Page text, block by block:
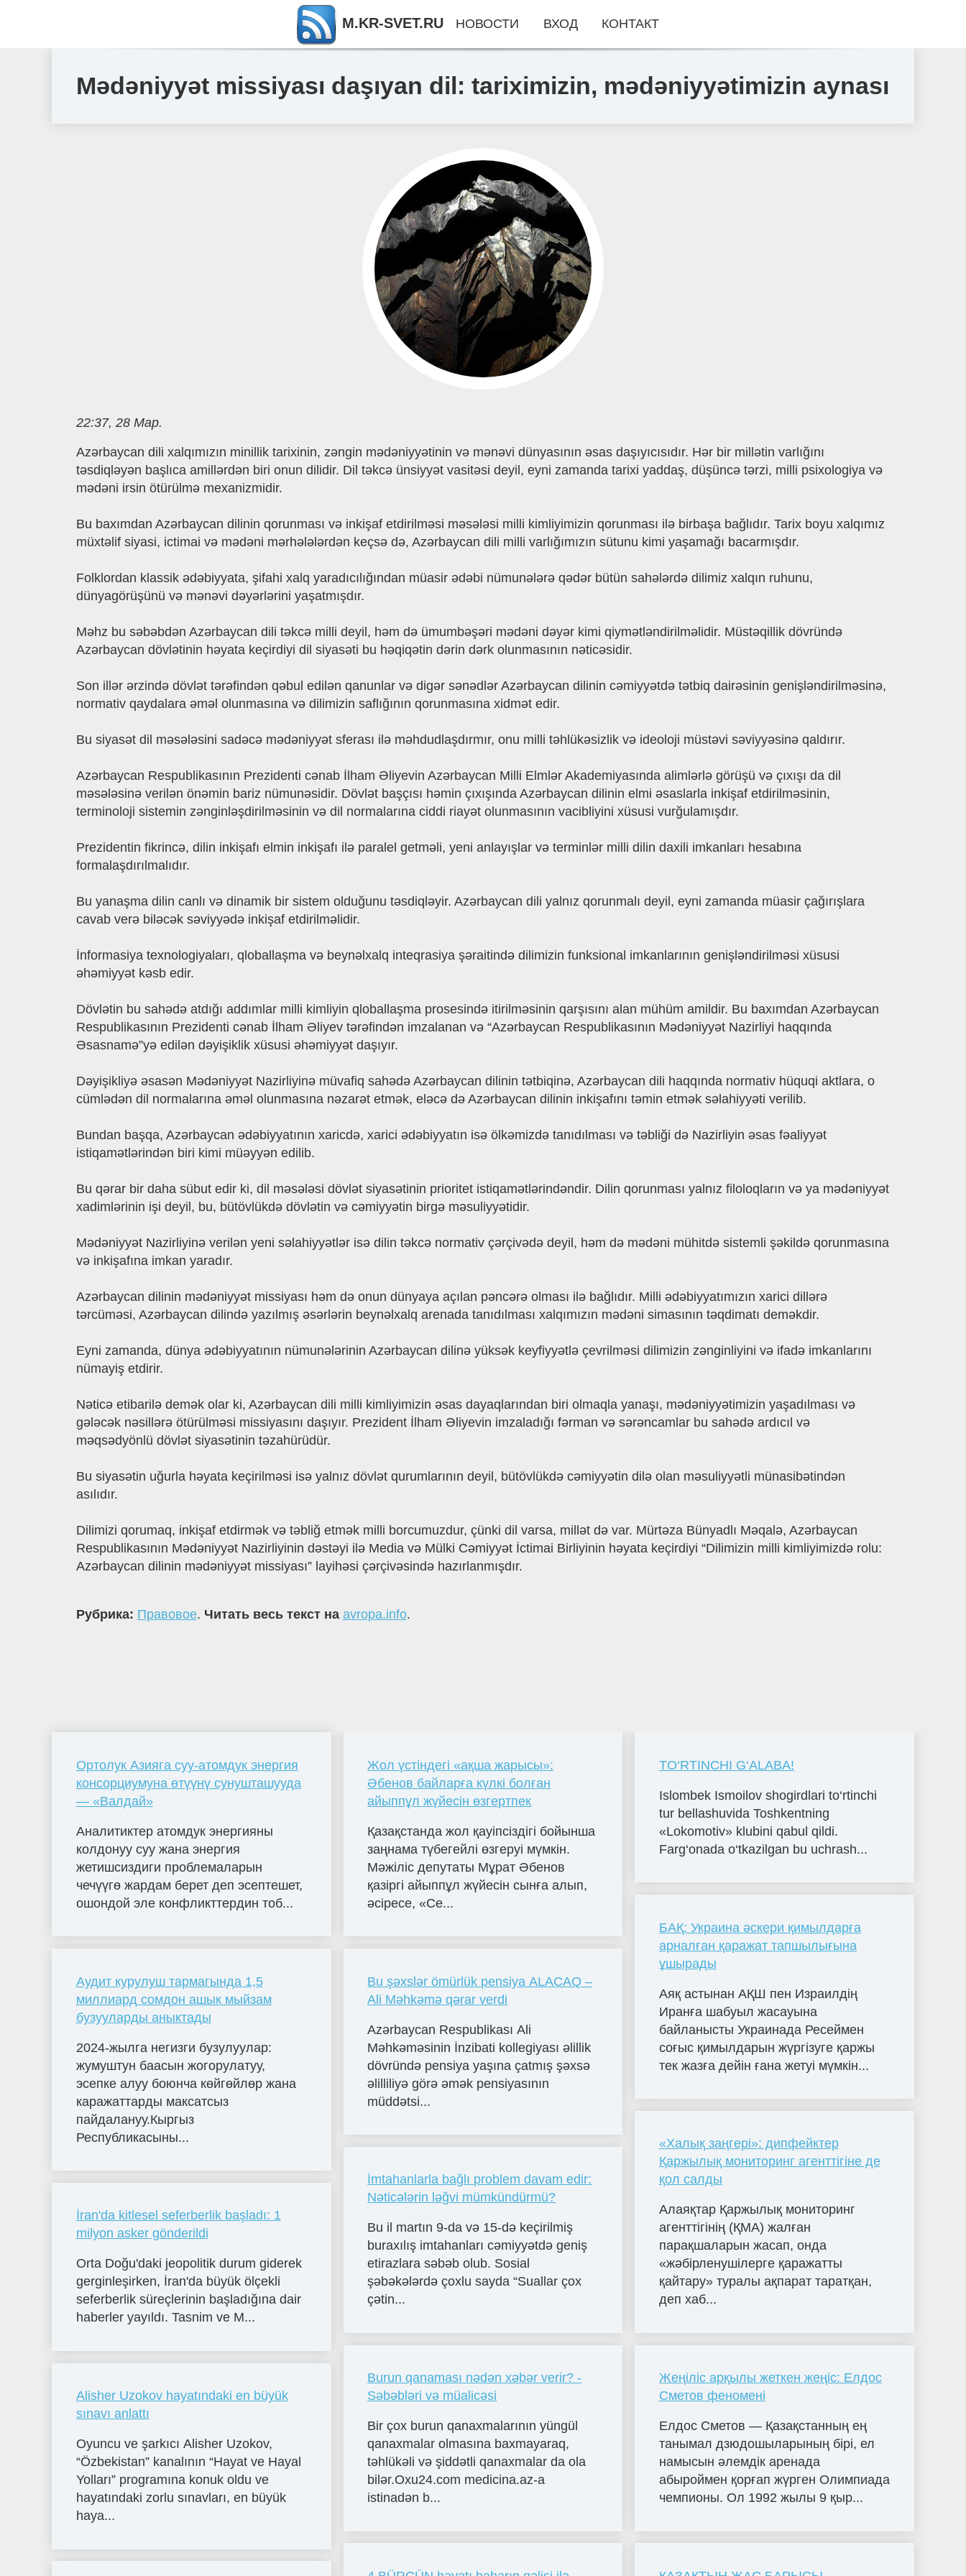
Mədəniyyət missiyası daşıyan dil: tariximizin, mədəniyyətimizin aynası
22:37, 28 Мар.
Azərbaycan dili xalqımızın minillik tarixinin, zəngin mədəniyyətinin və mənəvi dünyasının əsas daşıyıcısıdır. Hər bir millətin varlığını
təsdiqləyən başlıca amillərdən biri onun dilidir. Dil təkcə ünsiyyət vasitəsi deyil, eyni zamanda tarixi yaddaş, düşüncə tərzi, milli psixologiya və
mədəni irsin ötürülmə mexanizmidir.
Bu baxımdan Azərbaycan dilinin qorunması və inkişaf etdirilməsi məsələsi milli kimliyimizin qorunması ilə birbaşa bağlıdır. Tarix boyu xalqımız
müxtəlif siyasi, ictimai və mədəni mərhələlərdən keçsə də, Azərbaycan dili milli varlığımızın sütunu kimi yaşamağı bacarmışdır.
Folklordan klassik ədəbiyyata, şifahi xalq yaradıcılığından müasir ədəbi nümunələrə qədər bütün sahələrdə dilimiz xalqın ruhunu,
dünyagörüşünü və mənəvi dəyərlərini yaşatmışdır.
Məhz bu səbəbdən Azərbaycan dili təkcə milli deyil, həm də ümumbəşəri mədəni dəyər kimi qiymətləndirilməlidir. Müstəqillik dövründə
Azərbaycan dövlətinin həyata keçirdiyi dil siyasəti bu həqiqətin dərin dərk olunmasının nəticəsidir.
Son illər ərzində dövlət tərəfindən qəbul edilən qanunlar və digər sənədlər Azərbaycan dilinin cəmiyyətdə tətbiq dairəsinin genişləndirilməsinə,
normativ qaydalara əməl olunmasına və dilimizin saflığının qorunmasına xidmət edir.
Bu siyasət dil məsələsini sadəcə mədəniyyət sferası ilə məhdudlaşdırmır, onu milli təhlükəsizlik və ideoloji müstəvi səviyyəsinə qaldırır.
Azərbaycan Respublikasının Prezidenti cənab İlham Əliyevin Azərbaycan Milli Elmlər Akademiyasında alimlərlə görüşü və çıxışı da dil
məsələsinə verilən önəmin bariz nümunəsidir. Dövlət başçısı həmin çıxışında Azərbaycan dilinin elmi əsaslarla inkişaf etdirilməsinin,
terminoloji sistemin zənginləşdirilməsinin və dil normalarına ciddi riayət olunmasının vacibliyini xüsusi vurğulamışdır.
Prezidentin fikrincə, dilin inkişafı elmin inkişafı ilə paralel getməli, yeni anlayışlar və terminlər milli dilin daxili imkanları hesabına
formalaşdırılmalıdır.
Bu yanaşma dilin canlı və dinamik bir sistem olduğunu təsdiqləyir. Azərbaycan dili yalnız qorunmalı deyil, eyni zamanda müasir çağırışlara
cavab verə biləcək səviyyədə inkişaf etdirilməlidir.
İnformasiya texnologiyaları, qloballaşma və beynəlxalq inteqrasiya şəraitində dilimizin funksional imkanlarının genişləndirilməsi xüsusi
əhəmiyyət kəsb edir.
Dövlətin bu sahədə atdığı addımlar milli kimliyin qloballaşma prosesində itirilməsinin qarşısını alan mühüm amildir. Bu baxımdan Azərbaycan
Respublikasının Prezidenti cənab İlham Əliyev tərəfindən imzalanan və “Azərbaycan Respublikasının Mədəniyyət Nazirliyi haqqında
Əsasnamə”yə edilən dəyişiklik xüsusi əhəmiyyət daşıyır.
Dəyişikliyə əsasən Mədəniyyət Nazirliyinə müvafiq sahədə Azərbaycan dilinin tətbiqinə, Azərbaycan dili haqqında normativ hüquqi aktlara, o
cümlədən dil normalarına əməl olunmasına nəzarət etmək, eləcə də Azərbaycan dilinin inkişafını təmin etmək səlahiyyəti verilib.
Bundan başqa, Azərbaycan ədəbiyyatının xaricdə, xarici ədəbiyyatın isə ölkəmizdə tanıdılması və təbliği də Nazirliyin əsas fəaliyyət
istiqamətlərindən biri kimi müəyyən edilib.
Bu qərar bir daha sübut edir ki, dil məsələsi dövlət siyasətinin prioritet istiqamətlərindəndir. Dilin qorunması yalnız filoloqların və ya mədəniyyət
xadimlərinin işi deyil, bu, bütövlükdə dövlətin və cəmiyyətin birgə məsuliyyətidir.
Mədəniyyət Nazirliyinə verilən yeni səlahiyyətlər isə dilin təkcə normativ çərçivədə deyil, həm də mədəni mühitdə sistemli şəkildə qorunmasına
və inkişafına imkan yaradır.
Azərbaycan dilinin mədəniyyət missiyası həm də onun dünyaya açılan pəncərə olması ilə bağlıdır. Milli ədəbiyyatımızın xarici dillərə
tərcüməsi, Azərbaycan dilində yazılmış əsərlərin beynəlxalq arenada tanıdılması xalqımızın mədəni simasının təqdimatı deməkdir.
Eyni zamanda, dünya ədəbiyyatının nümunələrinin Azərbaycan dilinə yüksək keyfiyyətlə çevrilməsi dilimizin zənginliyini və ifadə imkanlarını
nümayiş etdirir.
Nəticə etibarilə demək olar ki, Azərbaycan dili milli kimliyimizin əsas dayaqlarından biri olmaqla yanaşı, mədəniyyətimizin yaşadılması və
gələcək nəsillərə ötürülməsi missiyasını daşıyır. Prezident İlham Əliyevin imzaladığı fərman və sərəncamlar bu sahədə ardıcıl və
məqsədyönlü dövlət siyasətinin təzahürüdür.
Bu siyasətin uğurla həyata keçirilməsi isə yalnız dövlət qurumlarının deyil, bütövlükdə cəmiyyətin dilə olan məsuliyyətli münasibətindən
asılıdır.
Dilimizi qorumaq, inkişaf etdirmək və təbliğ etmək milli borcumuzdur, çünki dil varsa, millət də var. Mürtəza Bünyadlı Məqalə, Azərbaycan
Respublikasının Mədəniyyət Nazirliyinin dəstəyi ilə Media və Mülki Cəmiyyət İctimai Birliyinin həyata keçirdiyi “Dilimizin milli kimliyimizdə rolu:
Azərbaycan dilinin mədəniyyət missiyası” layihəsi çərçivəsində hazırlanmışdır.
Рубрика: Правовое. Читать весь текст на avropa.info.
Ортолук Азияга суу-атомдук энергия
консорциумуна өтүүнү сунушташууда
— «Валдай»
Аналитиктер атомдук энергияны
колдонуу суу жана энергия
жетишсиздиги проблемаларын
чечүүгө жардам берет деп эсептешет,
ошондой эле конфликттердин тоб...
Аудит курулуш тармагында 1,5
миллиард сомдон ашык мыйзам
бузууларды аныктады
2024-жылга негизги бузулуулар:
жумуштун баасын жогорулатуу,
эсепке алуу боюнча көйгөйлөр жана
каражаттарды максатсыз
пайдалануу.Кыргыз
Республикасыны...
İran'da kitlesel seferberlik başladı: 1
milyon asker gönderildi
Orta Doğu'daki jeopolitik durum giderek
gerginleşirken, İran'da büyük ölçekli
seferberlik süreçlerinin başladığına dair
haberler yayıldı. Tasnim ve M...
Alisher Uzokov hayatındaki en büyük
sınavı anlattı
Oyuncu ve şarkıcı Alisher Uzokov,
“Özbekistan” kanalının “Hayat ve Hayal
Yolları” programına konuk oldu ve
hayatındaki zorlu sınavları, en büyük
haya...
Жол үстіндегі «ақша жарысы»:
Әбенов байларға күлкі болған
айыппұл жүйесін өзгертпек
Қазақстанда жол қауіпсіздігі бойынша
заңнама түбегейлі өзгеруі мүмкін.
Мәжіліс депутаты Мұрат Әбенов
қазіргі айыппұл жүйесін сынға алып,
әсіресе, «Се...
Bu şəxslər ömürlük pensiya ALACAQ –
Ali Məhkəmə qərar verdi
Azərbaycan Respublikası Ali
Məhkəməsinin İnzibati kollegiyası əlillik
dövründə pensiya yaşına çatmış şəxsə
əlilliliyə görə əmək pensiyasının
müddətsi...
İmtahanlarla bağlı problem davam edir:
Nəticələrin ləğvi mümkündürmü?
Bu il martın 9-da və 15-də keçirilmiş
buraxılış imtahanları cəmiyyətdə geniş
etirazlara səbəb olub. Sosial
şəbəkələrdə çoxlu sayda “Suallar çox
çətin...
Burun qanaması nədən xəbər verir? -
Səbəbləri və müalicəsi
Bir çox burun qanaxmalarının yüngül
qanaxmalar olmasına baxmayaraq,
təhlükəli və şiddətli qanaxmalar da ola
bilər.Oxu24.com medicina.az-a
istinadən b...
TO‘RTINCHI G‘ALABA!
Islombek Ismoilov shogirdlari to‘rtinchi
tur bellashuvida Toshkentning
«Lokomotiv» klubini qabul qildi.
Farg‘onada o‘tkazilgan bu uchrash...
БАҚ: Украина әскери қимылдарға
арналған қаражат тапшылығына
ұшырады
Аяқ астынан АҚШ пен Израилдің
Иранға шабуыл жасауына
байланысты Украинада Ресеймен
соғыс қимылдарын жүргізуге қаржы
тек жазға дейін ғана жетуі мүмкін...
«Халық заңгері»: дипфейктер
Қаржылық мониторинг агенттігіне де
қол салды
Алаяқтар Қаржылық мониторинг
агенттігінің (ҚМА) жалған
парақшаларын жасап, онда
«жәбірленушілерге қаражатты
қайтару» туралы ақпарат таратқан,
деп хаб...
Жеңіліс арқылы жеткен жеңіс: Елдос
Сметов феномені
Елдос Сметов — Қазақстанның ең
танымал дзюдошыларының бірі, ел
намысын әлемдік аренада
абыроймен қорғап жүрген Олимпиада
чемпионы. Ол 1992 жылы 9 қыр...
M.KR-SVET.RU НОВОСТИ ВХОД КОНТАКТ